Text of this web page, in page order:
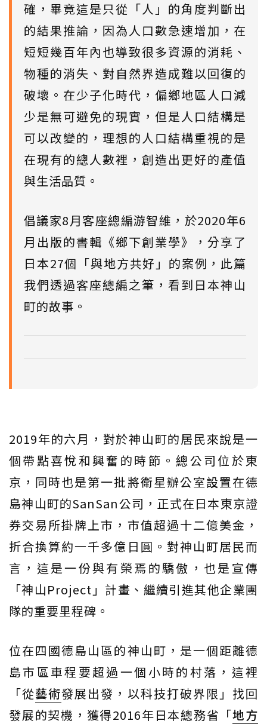
確，畢竟這是只從「人」的角度判斷出
的結果推論，因為人口數急速增加，在
短短幾百年內也導致很多資源的消耗、
物種的消失、對自然界造成難以回復的
破壞。在少子化時代，偏鄉地區人口減
少是無可避免的現實，但是人口結構是
可以改變的，理想的人口結構重視的是
在現有的總人數裡，創造出更好的產值
與生活品質。
倡議家8月客座總編游智維，於2020年6
月出版的書輯《鄉下創業學》，分享了
日本27個「與地方共好」的案例，此篇
我們透過客座總編之筆，看到日本神山
町的故事。
2019年的六月，對於神山町的居民來說是一
個帶點喜悅和興奮的時節。總公司位於東
京，同時也是第一批將衛星辦公室設置在德
島神山町的SanSan公司，正式在日本東京證
券交易所掛牌上市，市值超過十二億美金，
折合換算約一千多億日圓。對神山町居民而
言，這是一份與有榮焉的驕傲，也是宣傳
「神山Project」計畫、繼續引進其他企業團
隊的重要里程碑。
位在四國德島山區的神山町，是一個距離德
島市區車程要超過一個小時的村落，這裡
「從藝術發展出發，以科技打破界限」找回
發展的契機，獲得2016年日本總務省「地方